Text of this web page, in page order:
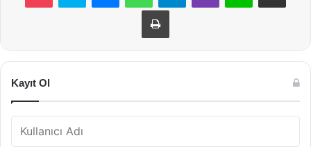
Yazdır
Kayıt Ol